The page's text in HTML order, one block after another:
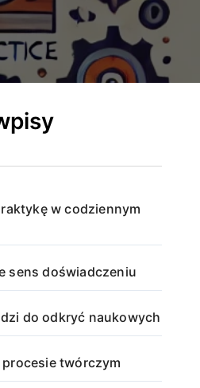
w codziennym
sens doświadczeniu
do odkryć naukowych
twórczym